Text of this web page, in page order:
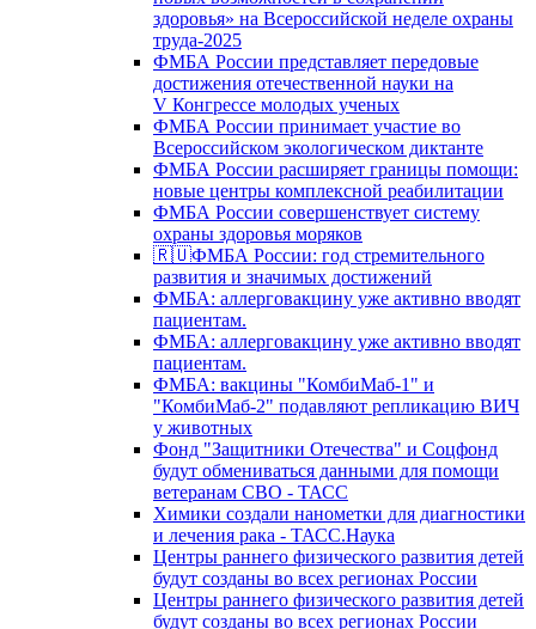
здоровья» на Всероссийской неделе охраны
труда-2025
ФМБА России представляет передовые
достижения отечественной науки на
V Конгрессе молодых ученых
ФМБА России принимает участие во
Всероссийском экологическом диктанте
ФМБА России расширяет границы помощи:
новые центры комплексной реабилитации
ФМБА России совершенствует систему
охраны здоровья моряков
🇷🇺ФМБА России: год стремительного
развития и значимых достижений
ФМБА: аллерговакцину уже активно вводят
пациентам.
ФМБА: аллерговакцину уже активно вводят
пациентам.
ФМБА: вакцины "КомбиМаб-1" и
"КомбиМаб-2" подавляют репликацию ВИЧ
у животных
Фонд "Защитники Отечества" и Соцфонд
будут обмениваться данными для помощи
ветеранам СВО - ТАСС
Химики создали нанометки для диагностики
и лечения рака - ТАСС.Наука
Центры раннего физического развития детей
будут созданы во всех регионах России
Центры раннего физического развития детей
будут созданы во всех регионах России